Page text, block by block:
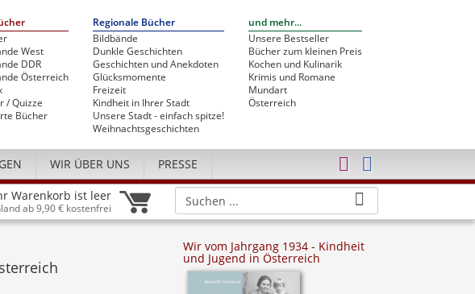
West
DDR
Österreich
/ Quizze
Bücher
Regionale Bücher
Bildbände
Dunkle Geschichten
Geschichten und Anekdoten
Glücksmomente
Freizeit
Kindheit in Ihrer Stadt
Unsere Stadt - einfach spitze!
Weihnachtsgeschichten
und mehr...
Unsere Bestseller
Bücher zum kleinen Preis
Kochen und Kulinarik
Krimis und Romane
Mundart
Österreich
WIR ÜBER UNS PRESSE
Warenkorb ist leer
ab 9,90 € kostenfrei
Wir vom Jahrgang 1934 - Kindheit
und Jugend in Österreich